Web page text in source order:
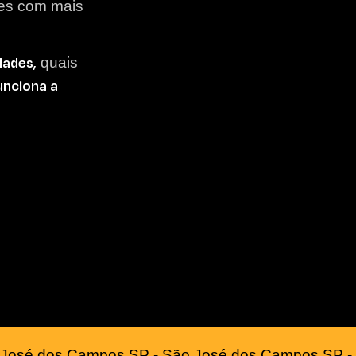
com mais
quais
a